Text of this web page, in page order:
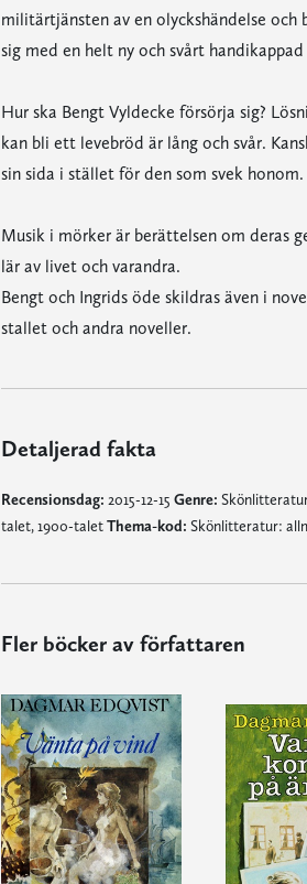
militärtjänsten av en olyckshändelse
sig med en helt ny och svårt
Hur ska Bengt Vyldecke försörja sig?
kan bli ett levebröd är lång och svår.
sin sida i stället för den som svek
Musik i mörker är berättelsen om deras
lär av livet och varandra.
Bengt och Ingrids öde skildras även i
stallet och andra noveller.
Detaljerad fakta
Recensionsdag: 2015-12-15 Genre:
talet, 1900-taletThema-kod: Skönlitteratur:
Fler böcker av författaren